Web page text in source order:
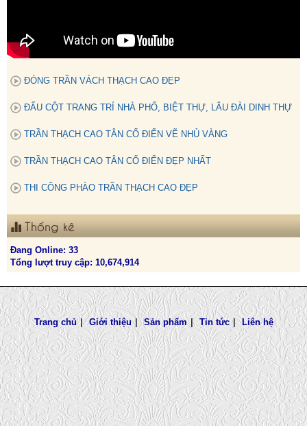
ĐÓNG TRẦN VÁCH THẠCH CAO ĐẸP
ĐẤU CỘT TRANG TRÍ NHÀ PHỐ, BIỆT THỰ, LÂU ĐÀI DINH THỰ
TRẦN THẠCH CAO TÂN CỔ ĐIỂN VẼ NHỦ VÀNG
TRẦN THẠCH CAO TÂN CỔ ĐIỂN ĐẸP NHẤT
THI CÔNG PHÀO TRẦN THẠCH CAO ĐẸP
Thống kê
Đang Online: 33
Tổng lượt truy cập: 10,674,914
Trang chủ | Giới thiệu | Sản phẩm | Tin tức | Liên hệ